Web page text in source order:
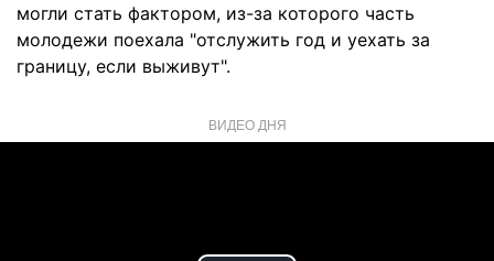
могли стать фактором, из-за которого часть
молодежи поехала "отслужить год и уехать за
границу, если выживут".
ВИДЕО ДНЯ